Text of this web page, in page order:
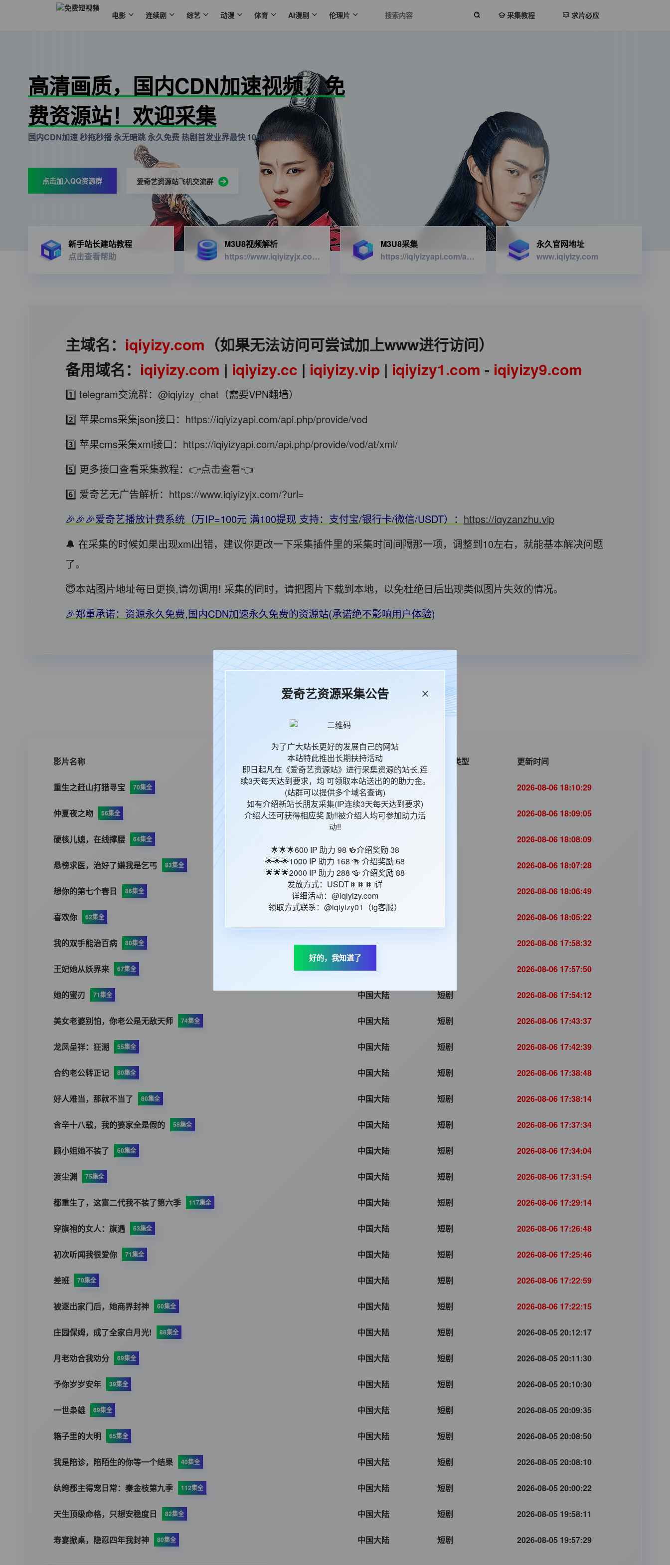
电影 连续剧 综艺 动漫 体育 AI漫剧 伦理片 采集教程 求片必应
高清画质，国内CDN加速视频，免
费资源站！欢迎采集
国内CDN加速 秒拖秒播 永无暗跳 永久免费 热剧首发业界最快 1080P超高清
点击加入QQ资源群 爱奇艺资源站飞机交流群
新手站长建站教程
点击查看帮助
M3U8视频解析
https://www.iqiyizyjx.com/?url=
M3U8采集
https://iqiyizyapi.com/api.php/provide/vod/from/snm3u8/at/xml
永久官网地址
www.iqiyizy.com
主域名： iqiyizy.com （如果无法访问可尝试加上www进行访问）
备用域名： iqiyizy.com | iqiyizy.cc | iqiyizy.vip | iqiyizy1.com - iqiyizy9.com
1️⃣ telegram交流群： @iqiyizy_chat （需要VPN翻墙）
2️⃣ 苹果cms采集json接口： https://iqiyizyapi.com/api.php/provide/vod
3️⃣ 苹果cms采集xml接口： https://iqiyizyapi.com/api.php/provide/vod/at/xml/
5️⃣ 更多接口查看采集教程： 👉点击查看👈
6️⃣ 爱奇艺无广告解析： https://www.iqiyizyjx.com/?url=
🎉🎉🎉爱奇艺播放计费系统（万IP=100元 满100提现 支持：支付宝/银行卡/微信/USDT）： https://iqyzanzhu.vip
🔔 在采集的时候如果出现xml出错，建议你更改一下采集插件里的采集时间间隔那一项，调整到10左右，就能基本解决问题
了。
😇本站图片地址每日更换,请勿调用! 采集的同时，请把图片下载到本地，以免杜绝日后出现类似图片失效的情况。
🎉郑重承诺：资源永久免费,国内CDN加速永久免费的资源站(承诺绝不影响用户体验)
65534 今日更新
影片名称 影片地区 影片类型 更新时间
重生之赶山打猎寻宝 70集全 中国大陆 2026-08-06 18:10:29
仲夏夜之吻 56集全 中国大陆 2026-08-06 18:09:05
硬核儿媳，在线撑腰 64集全 2026-08-06 18:08:09
悬榜求医，治好了嫌我是乞丐 83集全 中国大陆 2026-08-06 18:07:28
想你的第七个春日 86集全 中国大陆 2026-08-06 18:06:49
喜欢你 62集全 2026-08-06 18:05:22
我的双手能治百病 80集全 中国大陆 2026-08-06 17:58:32
王妃她从妖界来 67集全 中国大陆 2026-08-06 17:57:50
她的蜜刃 71集全 中国大陆 短剧 2026-08-06 17:54:12
美女老婆别怕，你老公是无敌天师 74集全 中国大陆 短剧 2026-08-06 17:43:37
龙凤呈祥：狂潮 55集全 中国大陆 短剧 2026-08-06 17:42:39
合约老公转正记 80集全 中国大陆 短剧 2026-08-06 17:38:48
好人难当，那就不当了 80集全 中国大陆 短剧 2026-08-06 17:38:14
含辛十八载，我的婆家全是假的 58集全 中国大陆 短剧 2026-08-06 17:37:34
顾小姐她不装了 60集全 中国大陆 短剧 2026-08-06 17:34:04
渡尘渊 75集全 中国大陆 短剧 2026-08-06 17:31:54
都重生了，这富二代我不装了第六季 117集全 中国大陆 短剧 2026-08-06 17:29:14
穿旗袍的女人：旗遇 63集全 中国大陆 短剧 2026-08-06 17:26:48
初次听闻我很爱你 71集全 中国大陆 短剧 2026-08-06 17:25:46
差班 70集全 中国大陆 短剧 2026-08-06 17:22:59
被逐出家门后，她商界封神 60集全 中国大陆 短剧 2026-08-06 17:22:15
庄园保姆，成了全家白月光! 88集全 中国大陆 短剧 2026-08-05 20:12:17
月老劝合我劝分 69集全 中国大陆 短剧 2026-08-05 20:11:30
予你岁岁安年 39集全 中国大陆 短剧 2026-08-05 20:10:30
一世枭雄 69集全 中国大陆 短剧 2026-08-05 20:09:35
箱子里的大明 65集全 中国大陆 短剧 2026-08-05 20:08:50
我是陪诊，陪陌生的你等一个结果 40集全 中国大陆 短剧 2026-08-05 20:08:10
纨绔郡主得宠日常：秦金枝第九季 112集全 中国大陆 短剧 2026-08-05 20:00:22
天生顶级命格，只想安稳度日 82集全 中国大陆 短剧 2026-08-05 19:58:11
寿宴掀桌，隐忍四年我封神 80集全 中国大陆 短剧 2026-08-05 19:57:29
爱奇艺资源采集公告
为了广大站长更好的发展自己的网站
本站特此推出长期扶持活动
即日起凡在《爱奇艺资源站》进行采集资源的站长,连
续3天每天达到要求，均 可领取本站送出的的助力金。
(站群可以提供多个域名查询)
如有介绍新站长朋友采集(IP连续3天每天达到要求)
介绍人还可获得相应奖 励!!被介绍人均可参加助力活
动!!
🌟🌟🌟600 IP 助力 98 🍻介绍奖励 38
🌟🌟🌟1000 IP 助力 168 🍻 介绍奖励 68
🌟🌟🌟2000 IP 助力 288 🍻 介绍奖励 88
发放方式：USDT 💵💵💵详
详细活动：@iqiyizy.com
领取方式联系：@iqiyizy01（tg客服）
好的，我知道了